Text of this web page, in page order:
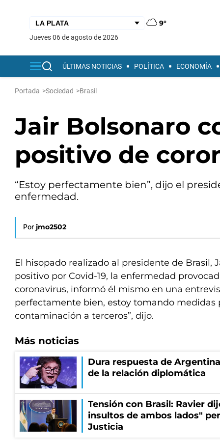
9°
jueves 06 de agosto de 2026
ÚLTIMAS NOTICIAS POLÍTICA ECONOMÍA
Portada >Sociedad >Brasil
Jair Bolsonaro
positivo de
“Estoy perfectamente bien”, dijo el
enfermedad.
Por jmo2502
El hisopado realizado al presidente de Brasil,
positivo por Covid-19, la enfermedad
coronavirus, informó él mismo en una
perfectamente bien, estoy tomando medidas
contaminación a terceros”, dijo.
Más noticias
Dura respuesta de
de la relación diplomática
Tensión con Brasil: Ravier
insultos de ambos lados"
Justicia